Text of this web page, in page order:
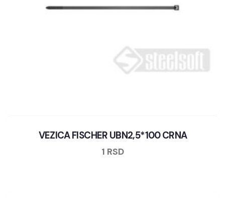
VEZICA FISCHER UBN2,5*100 CRNA
1 RSD